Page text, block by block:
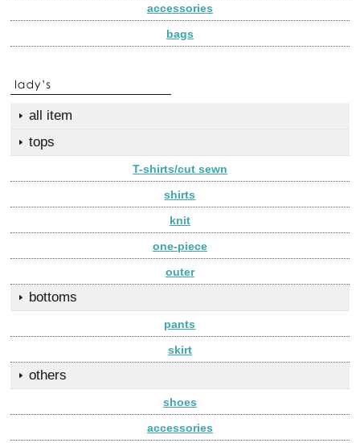
accessories
bags
all item
tops
T-shirts/cut sewn
shirts
knit
one-piece
outer
bottoms
pants
skirt
others
shoes
accessories